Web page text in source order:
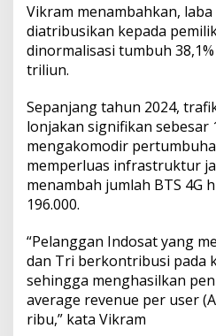
Vikram menambahkan,
diatribusikan kepada
dinormalisasi tumbuh
triliun.
Sepanjang tahun 2024,
lonjakan signifikan sebesar
mengakomodir
memperluas infrastruktur
menambah jumlah BTS 4G
196.000.
“Pelanggan Indosat yang
dan Tri berkontribusi pada
sehingga menghasilkan
average revenue per user
ribu,” kata Vikram